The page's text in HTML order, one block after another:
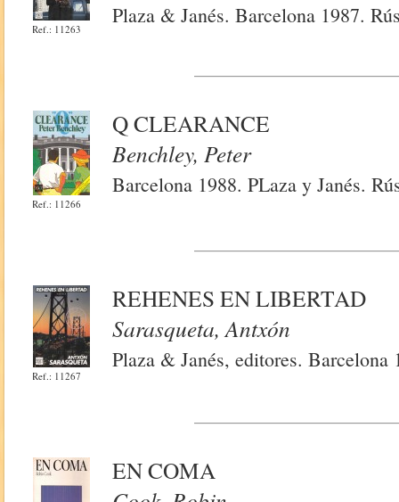
Ref.: 11263
Plaza & Janés. Barcelona 1987.
Ref.: 11266
Q CLEARANCE
Benchley, Peter
Barcelona 1988. PLaza y Janés.
Ref.: 11267
REHENES EN LIBERTAD
Sarasqueta, Antxón
Plaza & Janés, editores.
EN COMA